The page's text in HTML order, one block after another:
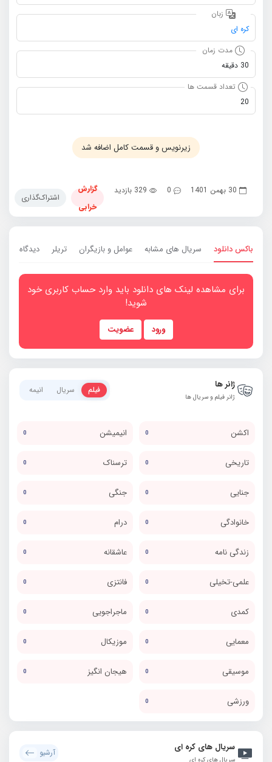
زبان
کره ای
مدت زمان
30 دقیقه
تعداد قسمت ها
20
زیرنویس و قسمت کامل اضافه شد
30 بهمن 1401 0 329 بازدید
گزارش
خرابی
اشتراک‌گذاری
باکس دانلود سریال های مشابه عوامل و بازیگران تریلر دیدگاه ها
برای مشاهده لینک های دانلود باید وارد حساب کاربری خود
شوید!
ورود عضویت
ژانر ها
ژانر فیلم و سریال ها
فیلم سریال انیمه
اکشن 0 انیمیشن 0
تاریخی 0 ترسناک 0
جنایی 0 جنگی 0
خانوادگی 0 درام 0
زندگی نامه 0 عاشقانه 0
علمی-تخیلی 0 فانتزی 0
کمدی 0 ماجراجویی 0
معمایی 0 موزیکال 0
موسیقی 0 هیجان انگیز 0
ورزشی 0
سریال های کره ای
سریال های کره ای
آرشیو